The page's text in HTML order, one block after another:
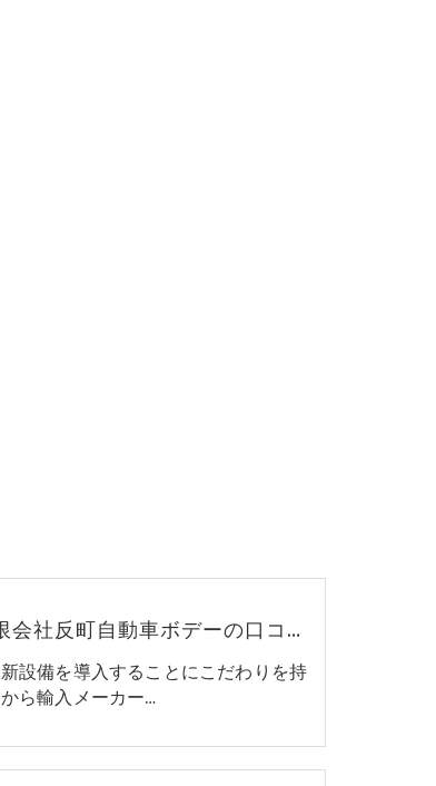
群馬の車･有限会社反町自動車ボデーの口コミ情報
設備を導入することにこだわりを持
ら輸入メーカー…